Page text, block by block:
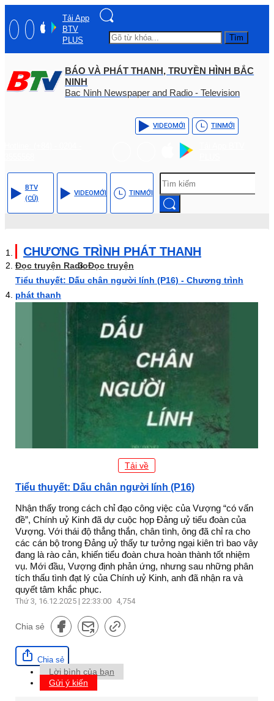
Tải App
BTV
PLUS
Tìm
BÁO VÀ PHÁT THANH, TRUYỀN HÌNH BẮC
NINH
Bac Ninh Newspaper and Radio - Television
VIDEOMỚI TINMỚI
BTV
(CŨ)
VIDEOMỚI TINMỚI
CHƯƠNG TRÌNH PHÁT THANH
Đọc truyện RadioĐọc truyện
Tiểu thuyết: Dấu chân người lính (P16) - Chương trình
phát thanh
Tải về
Tiểu thuyết: Dấu chân người lính (P16)
Nhận thấy trong cách chỉ đạo công việc của Vượng “có vấn
đề”, Chính uỷ Kinh đã dự cuộc họp Đảng uỷ tiểu đoàn của
Vượng. Với thái độ thẳng thắn, chân tình, ông đã chỉ ra cho
các cán bộ trong Đảng uỷ thấy tư tưởng ngại kiên trì bao vây
đang là rào cản, khiến tiểu đoàn chưa hoàn thành tốt nhiệm
vụ. Mới đầu, Vượng định phản ứng, nhưng sau những phân
tích thấu tình đạt lý của Chính uỷ Kinh, anh đã nhận ra và
quyết tâm khắc phục.
Thứ 3, 16.12.2025 | 22:33:00 4,754
Chia sẻ
Chia sẻ
Lời bình của bạn
Gửi ý kiến